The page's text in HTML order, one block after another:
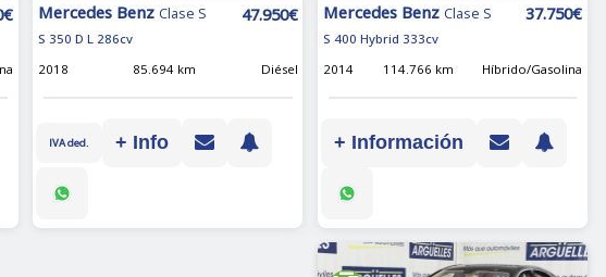
Mercedes Benz Clase S 47.950€
S 350 D L 286cv
2018
85.694 km Diésel
IVA ded. + Info
Mercedes Benz Clase S 37.750€
S 400 Hybrid 333cv
2014
114.766 km Híbrido/Gasolina
+ Información